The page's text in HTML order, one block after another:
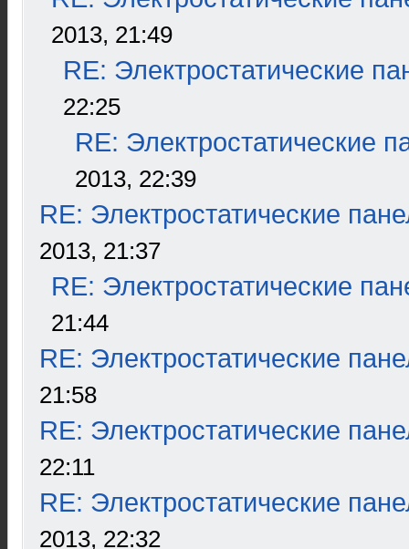
2013, 21:49
RE: Электростатические
22:25
RE: Электростатические
2013, 22:39
RE: Электростатические
2013, 21:37
RE: Электростатические
21:44
RE: Электростатические
21:58
RE: Электростатические
22:11
RE: Электростатические
2013, 22:32